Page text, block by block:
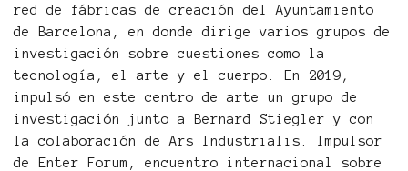
red de fábricas de creación del Ayuntamiento
de Barcelona, en donde dirige varios grupos de
investigación sobre cuestiones como la
tecnología, el arte y el cuerpo. En 2019,
impulsó en este centro de arte un grupo de
investigación junto a Bernard Stiegler y con
la colaboración de Ars Industrialis. Impulsor
de Enter Forum, encuentro internacional sobre